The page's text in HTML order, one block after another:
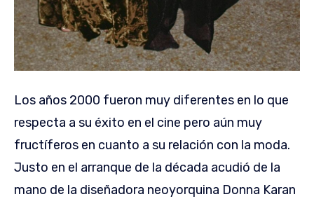
Los años 2000 fueron muy diferentes en lo que
respecta a su éxito en el cine pero aún muy
fructíferos en cuanto a su relación con la moda.
Justo en el arranque de la década acudió de la
mano de la diseñadora neoyorquina Donna Karan